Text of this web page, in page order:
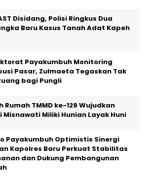
Disidang, Polisi Ringkus Dua
Baru Kasus Tanah Adat Kapeh
Payakumbuh Monitoring
Pasar, Zulmaeta Tegaskan Tak
bagi Pungli
Rumah TMMD ke-129 Wujudkan
Misnawati Miliki Hunian Layak Huni
Payakumbuh Optimistis Sinergi
Kapolres Baru Perkuat Stabilitas
dan Dukung Pembangunan